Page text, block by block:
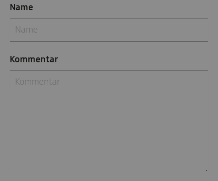
Name
Kommentar